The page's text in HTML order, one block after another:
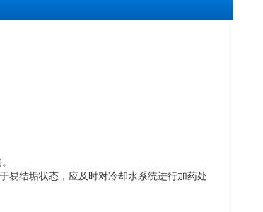
易结垢状态，应及时对冷却水系统进行加药处